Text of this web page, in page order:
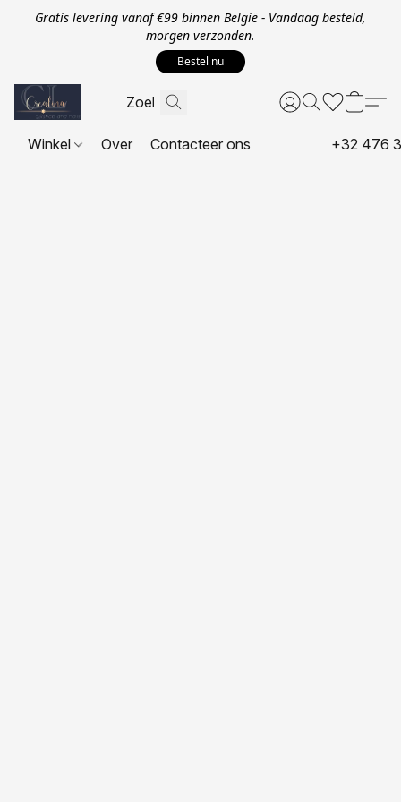
Gratis levering vanaf €99 binnen België - Vandaag besteld,
morgen verzonden.
Bestel nu
Winkel Over Contacteer ons +32 476